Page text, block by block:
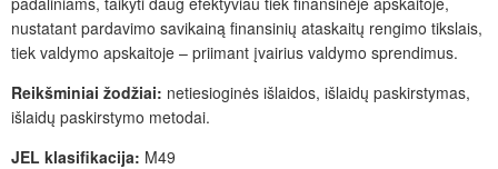
nustatant pardavimo savikainą finansinių ataskaitų rengimo tikslais,
tiek valdymo apskaitoje – priimant įvairius valdymo sprendimus.
Reikšminiai žodžiai: netiesioginės išlaidos, išlaidų paskirstymas,
išlaidų paskirstymo metodai.
JEL klasifikacija: M49